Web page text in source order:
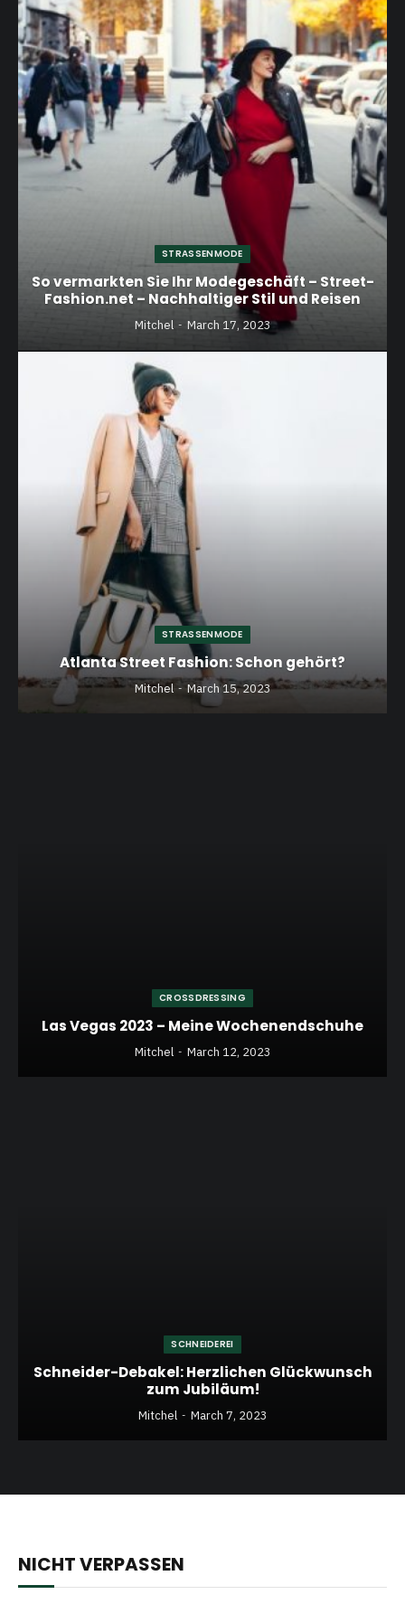
STRASSENMODE
So vermarkten Sie Ihr Modegeschäft – Street-
Fashion.net – Nachhaltiger Stil und Reisen
Mitchel March 17, 2023
STRASSENMODE
Atlanta Street Fashion: Schon gehört?
Mitchel March 15, 2023
CROSSDRESSING
Las Vegas 2023 – Meine Wochenendschuhe
Mitchel March 12, 2023
SCHNEIDEREI
Schneider-Debakel: Herzlichen Glückwunsch
zum Jubiläum!
Mitchel March 7, 2023
NICHT VERPASSEN